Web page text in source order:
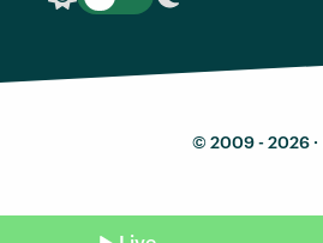
© 2009 - 2026 ·